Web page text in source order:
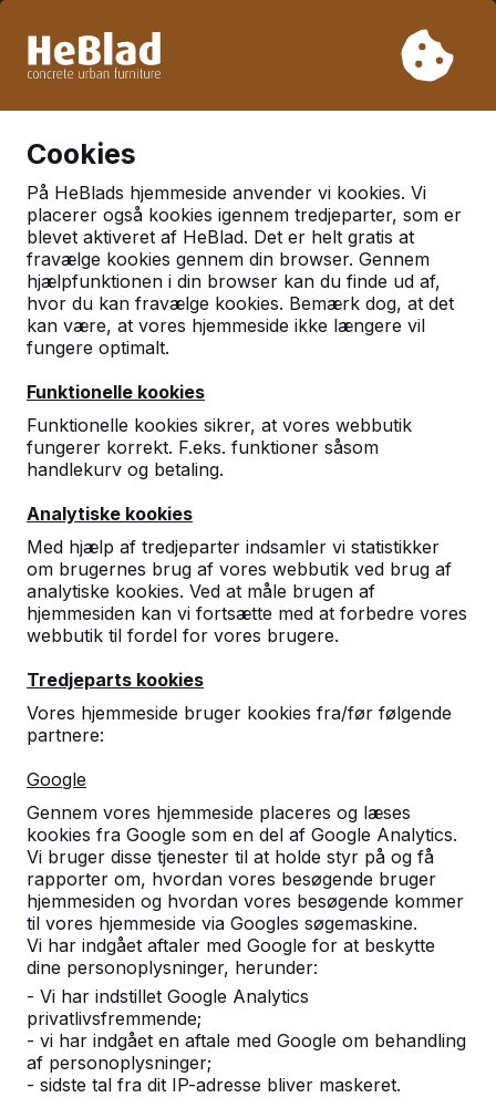
Så tag venligst højde for længere leveringstider.
Cookies
På HeBlads hjemmeside anvender vi kookies. Vi
placerer også kookies igennem tredjeparter, som er
blevet aktiveret af HeBlad. Det er helt gratis at
fravælge kookies gennem din browser. Gennem
hjælpfunktionen i din browser kan du finde ud af,
hvor du kan fravælge kookies. Bemærk dog, at det
kan være, at vores hjemmeside ikke længere vil
fungere optimalt.
Funktionelle kookies
Funktionelle kookies sikrer, at vores webbutik
fungerer korrekt. F.eks. funktioner såsom
handlekurv og betaling.
Analytiske kookies
Med hjælp af tredjeparter indsamler vi statistikker
om brugernes brug af vores webbutik ved brug af
analytiske kookies. Ved at måle brugen af
hjemmesiden kan vi fortsætte med at forbedre vores
webbutik til fordel for vores brugere.
Tredjeparts kookies
Vores hjemmeside bruger kookies fra/før følgende
partnere:
Google
Gennem vores hjemmeside placeres og læses
kookies fra Google som en del af Google Analytics.
Vi bruger disse tjenester til at holde styr på og få
rapporter om, hvordan vores besøgende bruger
hjemmesiden og hvordan vores besøgende kommer
til vores hjemmeside via Googles søgemaskine.
Vi har indgået aftaler med Google for at beskytte
dine personoplysninger, herunder:
- Vi har indstillet Google Analytics
privatlivsfremmende;
- vi har indgået en aftale med Google om behandling
af personoplysninger;
- sidste tal fra dit IP-adresse bliver maskeret.
Vi har solgt over 30.000 borde
Betonede bordtennisbord, bænker
og spilautomater.
Bestil direkte fra den velkendte fabrikant af
yderst robuste spilleborde.
Se vores borde -->
Opdag vores komplette
sortiment